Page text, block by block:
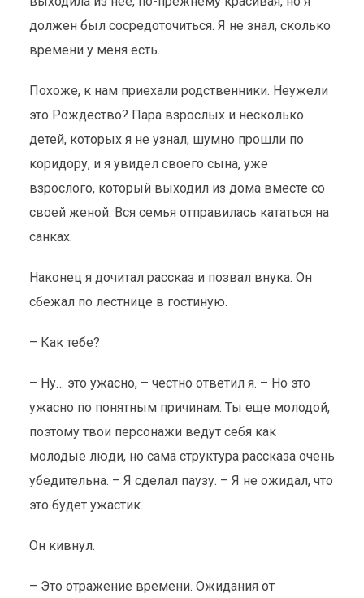
должен был сосредоточиться. Я не знал, сколько
времени у меня есть.
Похоже, к нам приехали родственники. Неужели
это Рождество? Пара взрослых и несколько
детей, которых я не узнал, шумно прошли по
коридору, и я увидел своего сына, уже
взрослого, который выходил из дома вместе со
своей женой. Вся семья отправилась кататься на
санках.
Наконец я дочитал рассказ и позвал внука. Он
сбежал по лестнице в гостиную.
– Как тебе?
– Ну… это ужасно, – честно ответил я. – Но это
ужасно по понятным причинам. Ты еще молодой,
поэтому твои персонажи ведут себя как
молодые люди, но сама структура рассказа очень
убедительна. – Я сделал паузу. – Я не ожидал, что
это будет ужастик.
Он кивнул.
– Это отражение времени. Ожидания от